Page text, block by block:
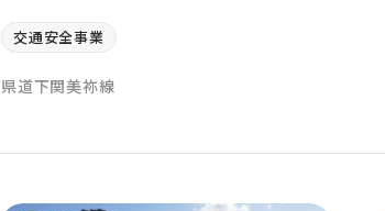
交通安全事業
県道下関美祢線